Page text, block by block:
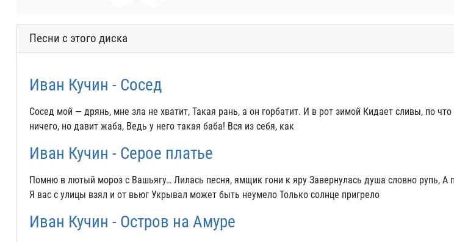
Песни с этого диска
Иван Кучин - Сосед
Сосед мой — дрянь, мне зла не хватит, Такая рань, а он горбатит. И в рот зимой Кидает сливы, по
ничего, но давит жаба, Ведь у него такая баба! Вся из себя, как
Иван Кучин - Серое платье
Помню в лютый мороз с Вашьягу… Лилась песня, ямщик гони к яру Завернулась душа словно рупь, А
Я вас с улицы взял и от вьюг Укрывал может быть неумело Только солнце пригрело
Иван Кучин - Остров на Амуре